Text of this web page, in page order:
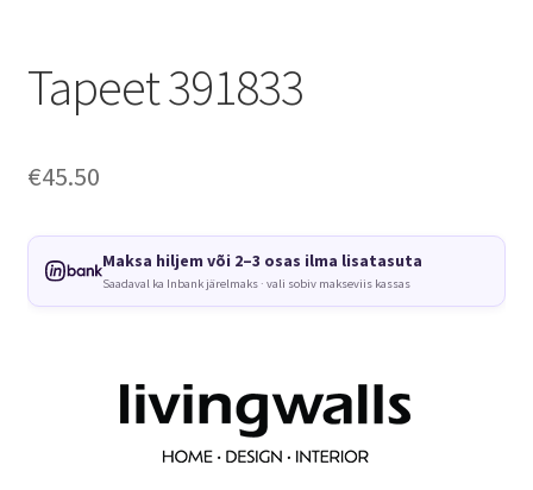
Tapeet 391833
€45.50
Maksa hiljem või 2–3 osas ilma lisatasuta
Saadaval ka Inbank järelmaks · vali sobiv makseviis kassas